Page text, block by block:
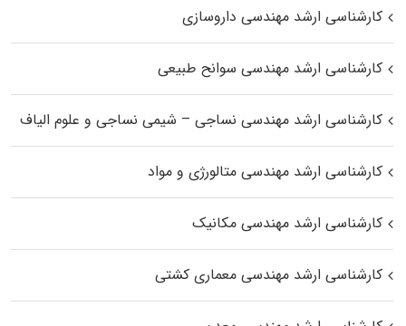
کارشناسی ارشد مهندسی داروسازی
کارشناسی ارشد مهندسی سوانح طبیعی
کارشناسی ارشد مهندسی نساجی – شیمی نساجی و علوم الیاف
کارشناسی ارشد مهندسی متالورژی و مواد
کارشناسی ارشد مهندسی مکانیک
کارشناسی ارشد مهندسی معماری کشتی